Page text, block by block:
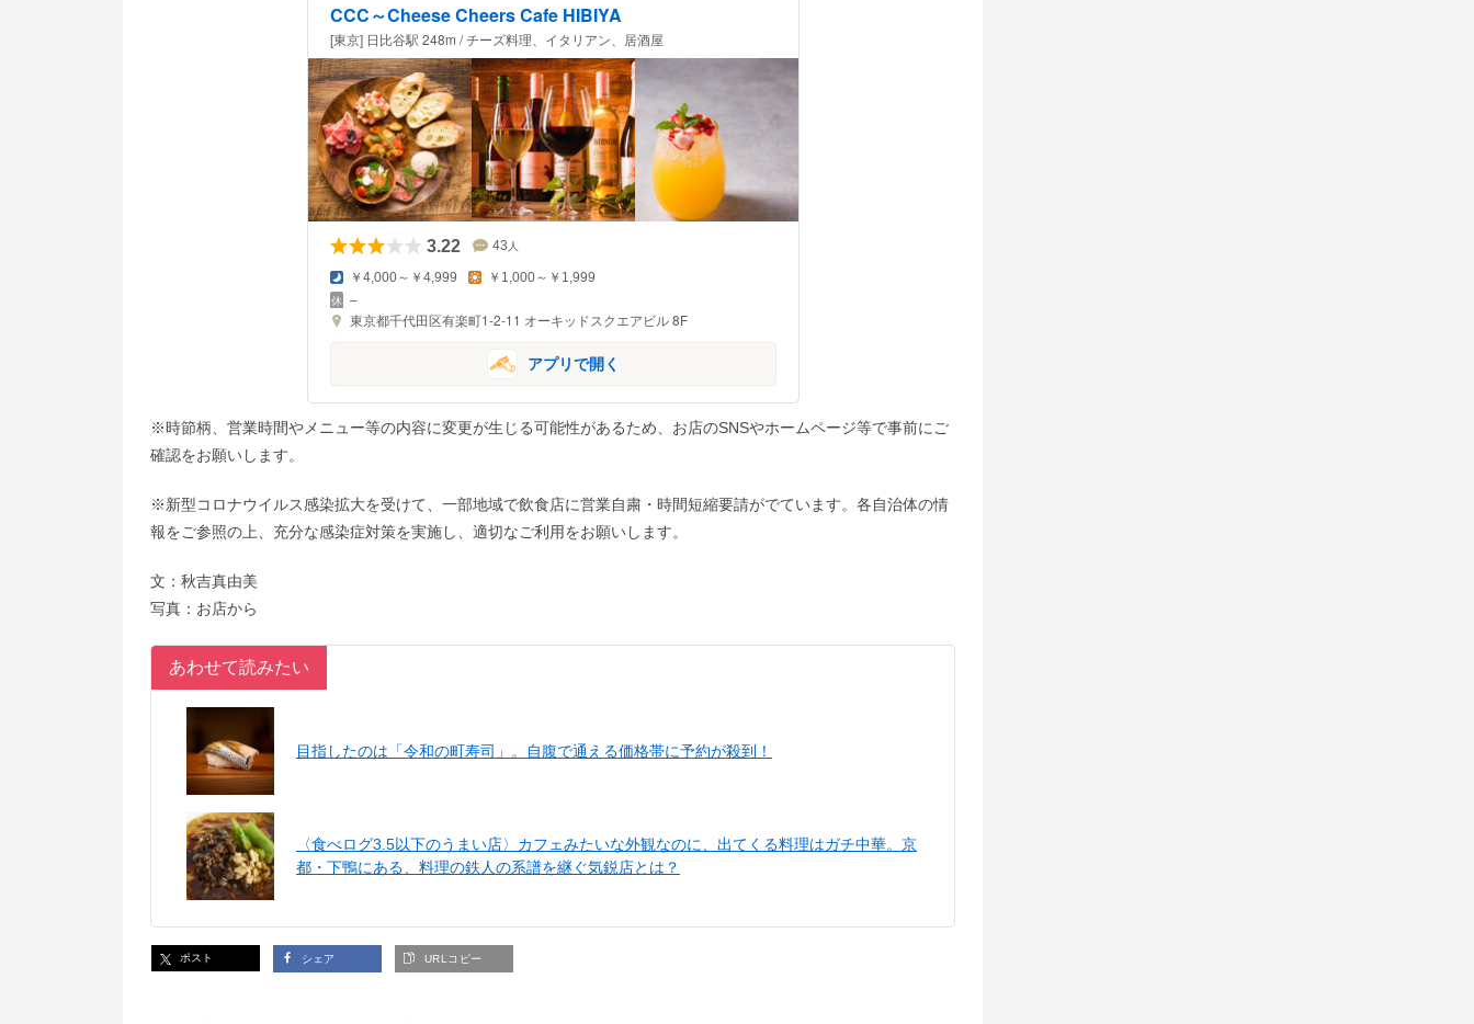
CCC～Cheese Cheers Cafe HIBIYA
[東京] 日比谷駅 248m / チーズ料理、イタリアン、居酒屋
3.22 43 人
￥4,000～￥4,999 ￥1,000～￥1,999
–
東京都千代田区有楽町1-2-11 オーキッドスクエアビル 8F
アプリで開く
※時節柄、営業時間やメニュー等の内容に変更が生じる可能性があるため、お店のSNSやホームページ等で事前にご
確認をお願いします。
※新型コロナウイルス感染拡大を受けて、一部地域で飲食店に営業自粛・時間短縮要請がでています。各自治体の情
報をご参照の上、充分な感染症対策を実施し、適切なご利用をお願いします。
文：秋吉真由美
写真：お店から
あわせて読みたい
目指したのは「令和の町寿司」。自腹で通える価格帯に予約が殺到！
〈食べログ3.5以下のうまい店〉カフェみたいな外観なのに、出てくる料理はガチ中華。京
都・下鴨にある、料理の鉄人の系譜を継ぐ気鋭店とは？
ポスト シェア URLコピー